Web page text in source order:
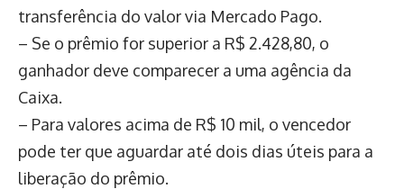
transferência do valor via Mercado Pago.
– Se o prêmio for superior a R$ 2.428,80, o
ganhador deve comparecer a uma agência da
Caixa.
– Para valores acima de R$ 10 mil, o vencedor
pode ter que aguardar até dois dias úteis para a
liberação do prêmio.